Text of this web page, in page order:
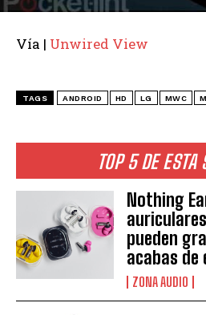
TOP 5 DE
Nothing
pueden
acabas de
ZONA AUDIO
Vía | Unwired View
TAGS ANDROID HD LG MWC